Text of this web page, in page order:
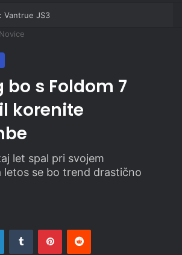
Vantrue JS3
Novice
bo s Foldom 7
korenite
let spal pri svojem
letos se bo trend drastično
LinkedInTumblr PinterestReddit